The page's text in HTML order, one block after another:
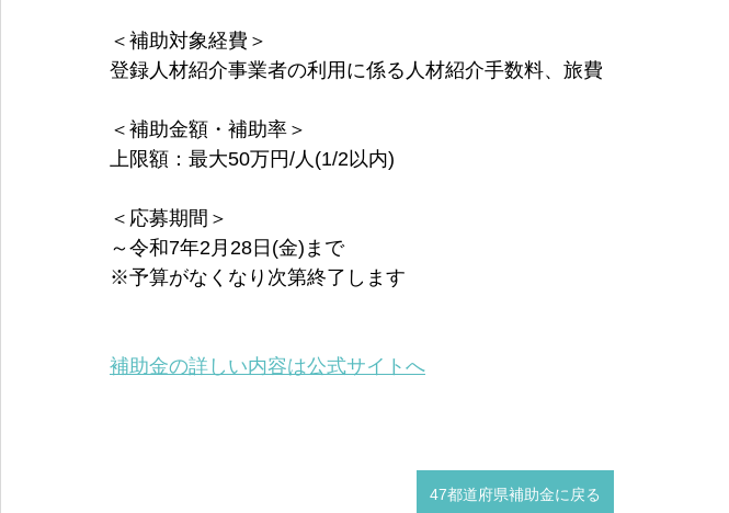
＜補助対象経費＞
登録人材紹介事業者の利用に係る人材紹介手数料、旅費
＜補助金額・補助率＞
上限額：最大50万円/人(1/2以内)
＜応募期間＞
～令和7年2月28日(金)まで
※予算がなくなり次第終了します
補助金の詳しい内容は公式サイトへ
47都道府県補助金に戻る